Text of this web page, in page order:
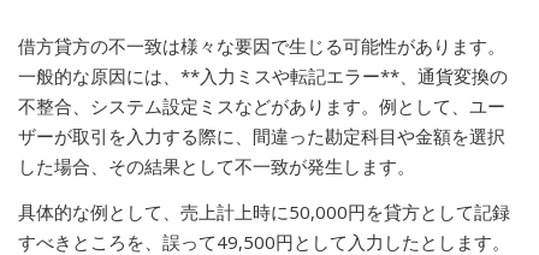
借方貸方の不一致は様々な要因で生じる可能性があります。
一般的な原因には、**入力ミスや転記エラー**、通貨変換の
不整合、システム設定ミスなどがあります。例として、ユー
ザーが取引を入力する際に、間違った勘定科目や金額を選択
した場合、その結果として不一致が発生します。
具体的な例として、売上計上時に50,000円を貸方として記録
すべきところを、誤って49,500円として入力したとします。